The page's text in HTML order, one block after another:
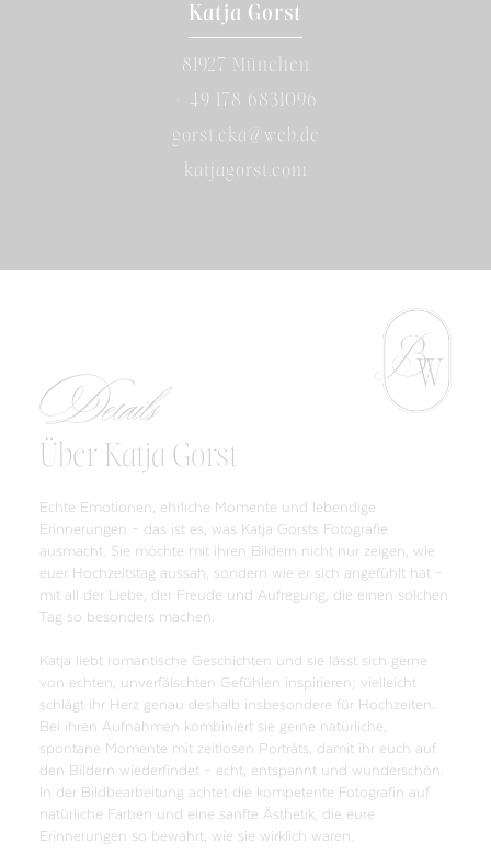
Katja Gorst
81927 München
+ 49 178 6831096
gorst.eka@web.de
katjagorst.com
Details
Über Katja Gorst
Echte Emotionen, ehrliche Momente und lebendige
Erinnerungen – das ist es, was Katja Gorsts Fotografie
ausmacht. Sie möchte mit ihren Bildern nicht nur zeigen, wie
euer Hochzeitstag aussah, sondern wie er sich angefühlt hat –
mit all der Liebe, der Freude und Aufregung, die einen solchen
Tag so besonders machen.
Katja liebt romantische Geschichten und sie lässt sich gerne
von echten, unverfälschten Gefühlen inspirieren; vielleicht
schlägt ihr Herz genau deshalb insbesondere für Hochzeiten.
Bei ihren Aufnahmen kombiniert sie gerne natürliche,
spontane Momente mit zeitlosen Porträts, damit ihr euch auf
den Bildern wiederfindet – echt, entspannt und wunderschön.
In der Bildbearbeitung achtet die kompetente Fotografin auf
natürliche Farben und eine sanfte Ästhetik, die eure
Erinnerungen so bewahrt, wie sie wirklich waren.